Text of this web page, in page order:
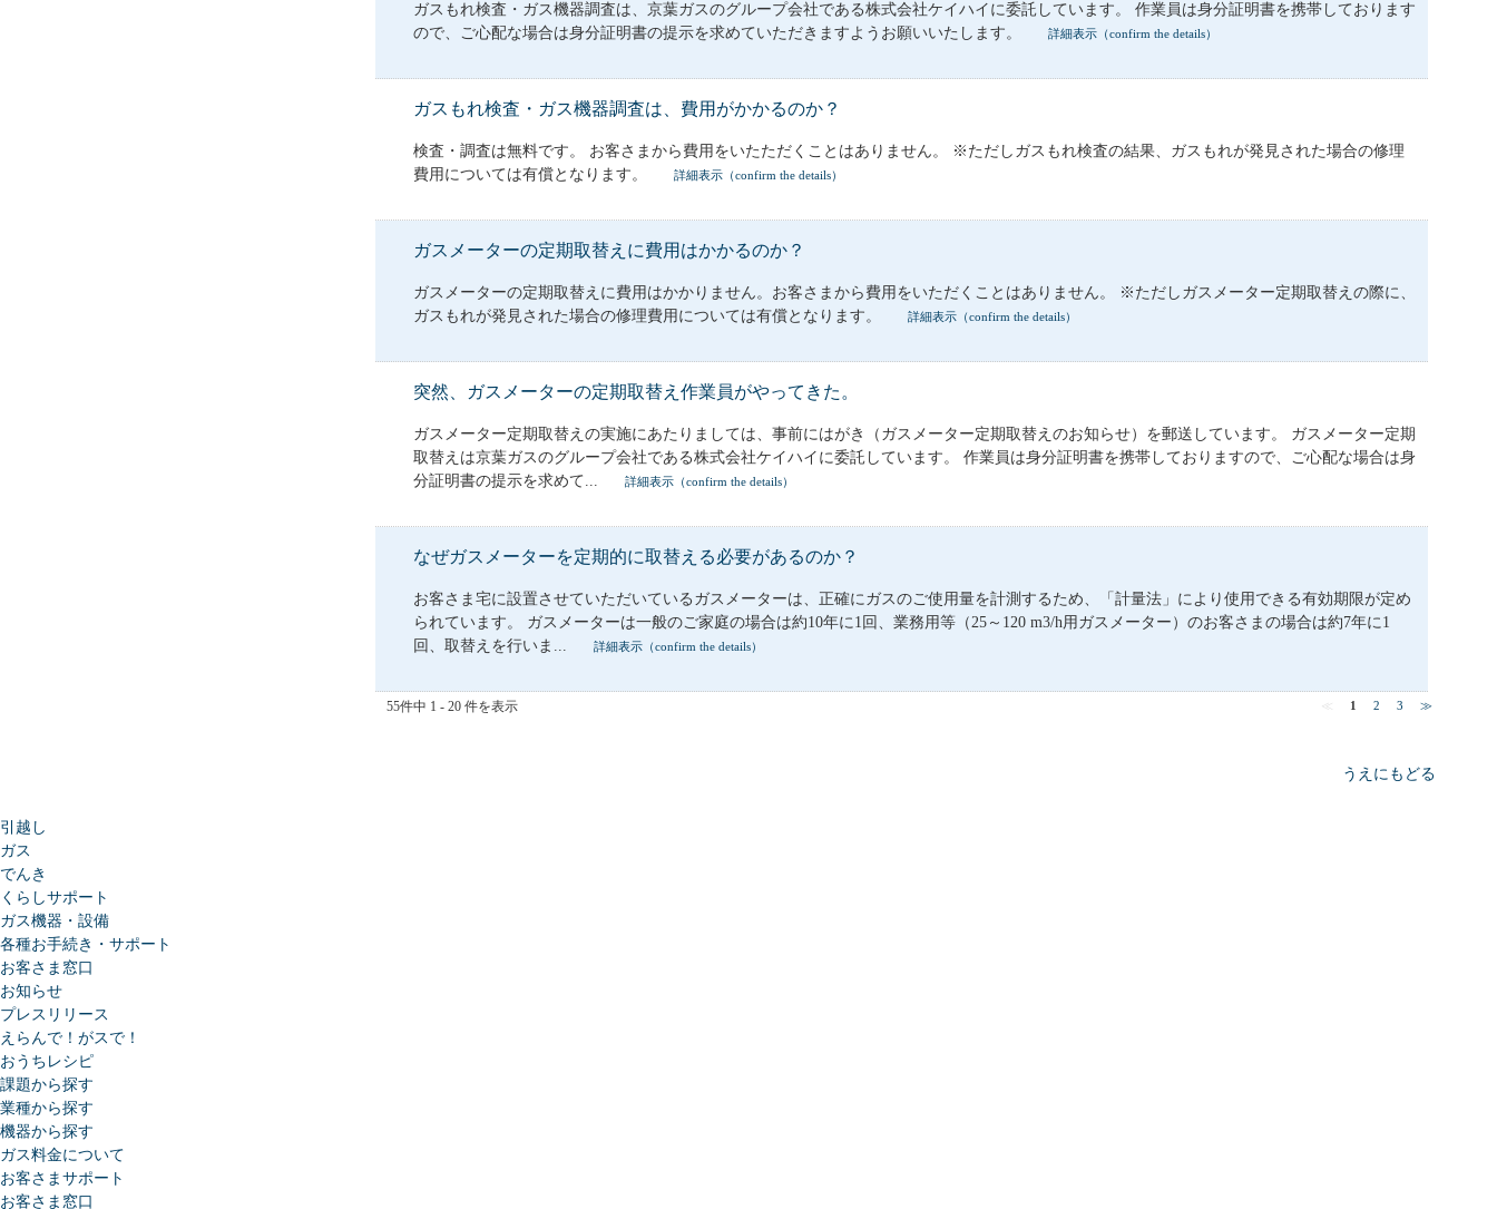
ガスもれ検査・ガス機器調査は、京葉ガスのグループ会社である株式会社ケイハイに委託しています。 作業員は身分証明書を携帯しております
ので、ご心配な場合は身分証明書の提示を求めていただきますようお願いいたします。
詳細表示（confirm the details）
ガスもれ検査・ガス機器調査は、費用がかかるのか？
検査・調査は無料です。 お客さまから費用をいたただくことはありません。 ※ただしガスもれ検査の結果、ガスもれが発見された場合の修理
費用については有償となります。
詳細表示（confirm the details）
ガスメーターの定期取替えに費用はかかるのか？
ガスメーターの定期取替えに費用はかかりません。お客さまから費用をいただくことはありません。 ※ただしガスメーター定期取替えの際に、
ガスもれが発見された場合の修理費用については有償となります。
詳細表示（confirm the details）
突然、ガスメーターの定期取替え作業員がやってきた。
ガスメーター定期取替えの実施にあたりましては、事前にはがき（ガスメーター定期取替えのお知らせ）を郵送しています。 ガスメーター定期
取替えは京葉ガスのグループ会社である株式会社ケイハイに委託しています。 作業員は身分証明書を携帯しておりますので、ご心配な場合は身
分証明書の提示を求めて...
詳細表示（confirm the details）
なぜガスメーターを定期的に取替える必要があるのか？
お客さま宅に設置させていただいているガスメーターは、正確にガスのご使用量を計測するため、「計量法」により使用できる有効期限が定め
られています。 ガスメーターは一般のご家庭の場合は約10年に1回、業務用等（25～120 m3/h用ガスメーター）のお客さまの場合は約7年に1
回、取替えを行いま...
詳細表示（confirm the details）
55件中 1 - 20 件を表示 1 2 3 ≫
うえにもどる
引越し
ガス
でんき
くらしサポート
ガス機器・設備
各種お手続き・サポート
お客さま窓口
お知らせ
プレスリリース
えらんで！がスで！
おうちレシピ
課題から探す
業種から探す
機器から探す
ガス料金について
お客さまサポート
お客さま窓口